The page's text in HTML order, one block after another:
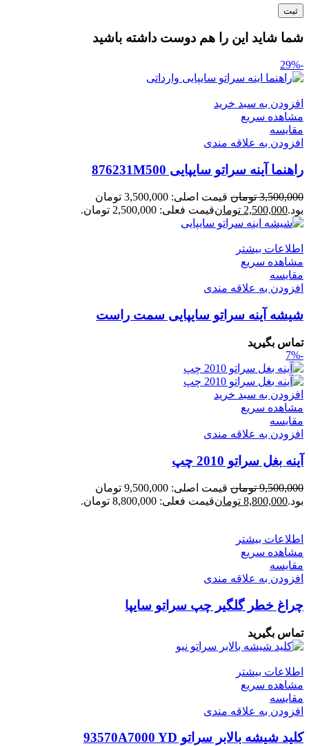
شما شاید این را هم دوست داشته باشید
-29%
افزودن به سبد خرید
مشاهده سریع
مقایسه
افزودن به علاقه مندی
راهنما آینه سراتو سایپایی 876231M500
3,500,000 تومان
قیمت اصلی: 3,500,000 تومان
بود.2,500,000 تومانقیمت فعلی: 2,500,000 تومان.
اطلاعات بیشتر
مشاهده سریع
مقایسه
افزودن به علاقه مندی
شیشه آینه سراتو سایپایی سمت راست
تماس بگیرید
-7%
افزودن به سبد خرید
مشاهده سریع
مقایسه
افزودن به علاقه مندی
آینه بغل سراتو 2010 چپ
9,500,000 تومان
قیمت اصلی: 9,500,000 تومان
بود.8,800,000 تومانقیمت فعلی: 8,800,000 تومان.
اطلاعات بیشتر
مشاهده سریع
مقایسه
افزودن به علاقه مندی
چراغ خطر گلگیر چپ سراتو سایپا
تماس بگیرید
اطلاعات بیشتر
مشاهده سریع
مقایسه
افزودن به علاقه مندی
کلید شیشه بالابر سراتو 93570A7000 YD